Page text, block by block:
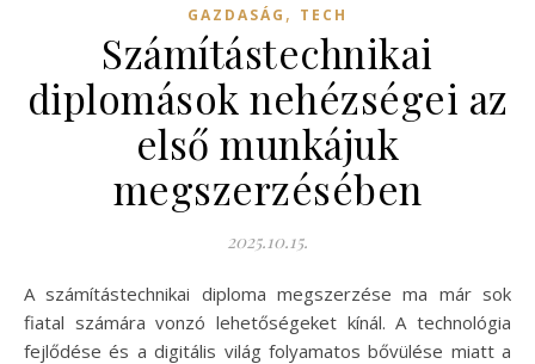
GAZDASÁG , TECH
Számítástechnikai
diplomások nehézségei az
első munkájuk
megszerzésében
2025.10.15.
A számítástechnikai diploma megszerzése ma már sok
fiatal számára vonzó lehetőségeket kínál. A technológia
fejlődése és a digitális világ folyamatos bővülése miatt a